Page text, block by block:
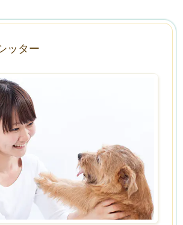
ッター